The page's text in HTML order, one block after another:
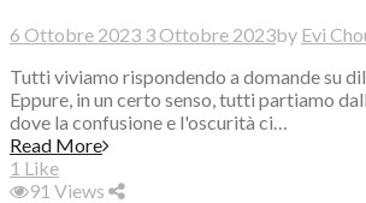
6 Ottobre 2023 3 Ottobre 2023by Evi
Tutti viviamo rispondendo a domande su
Eppure, in un certo senso, tutti partiamo
dove la confusione e l'oscurità ci…
Read More
1 Like
91 Views